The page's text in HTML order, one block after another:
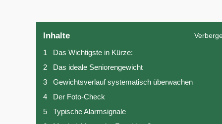
Inhalte
1
Das Wichtigste in Kürze:
2
Das ideale Seniorengewicht
3
Gewichtsverlauf systematisch überwachen
4
Der Foto-Check
5
Typische Alarmsignale